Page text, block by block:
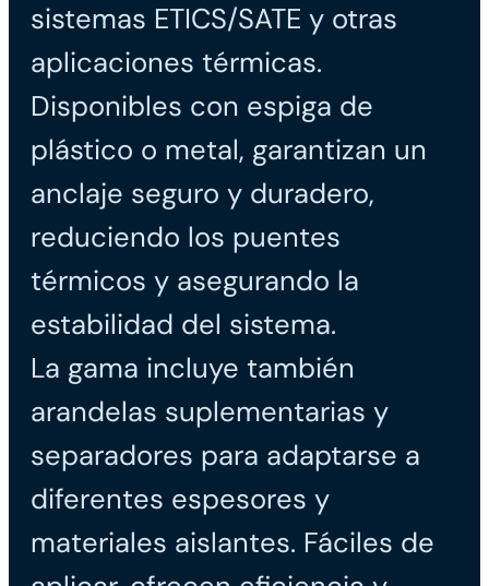
sistemas ETICS/SATE y otras
aplicaciones térmicas.
Disponibles con espiga de
plástico o metal, garantizan un
anclaje seguro y duradero,
reduciendo los puentes
térmicos y asegurando la
estabilidad del sistema.
La gama incluye también
arandelas suplementarias y
separadores para adaptarse a
diferentes espesores y
materiales aislantes. Fáciles de